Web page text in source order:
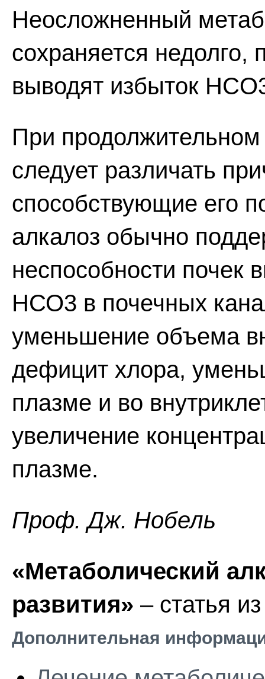
Неосложненный
сохраняется недолго,
выводят избыток
При
следует различать
способствующие его
алкалоз обычно
неспособности
НСО3 в почечных
уменьшение объема
дефицит хлора,
плазме и во
увеличение
плазме.
Проф. Дж. Нобель
«Метаболический
развития» – статья
Дополнительная